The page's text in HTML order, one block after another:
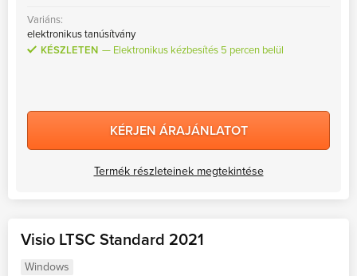
Variáns:
elektronikus tanúsítvány
KÉSZLETEN
Elektronikus kézbesítés 5 percen belül
KÉRJEN ÁRAJÁNLATOT
Termék részleteinek megtekintése
Visio LTSC Standard 2021
Windows